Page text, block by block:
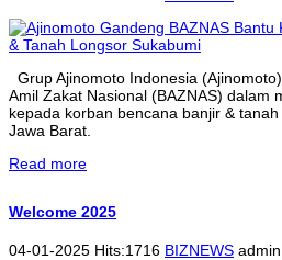
Grup Ajinomoto Indonesia
Amil Zakat Nasional (BAZNAS) dalam
kepada korban bencana banjir & tanah
Jawa Barat.
Read more
Welcome 2025
04-01-2025 Hits:1716 BIZNEWS